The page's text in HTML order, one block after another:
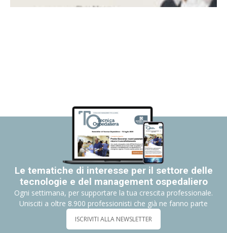
Le tematiche di interesse per il settore delle
tecnologie e del management ospedaliero
Ogni settimana, per supportare la tua crescita professionale.
Unisciti a oltre 8.900 professionisti che già ne fanno parte
ISCRIVITI ALLA NEWSLETTER